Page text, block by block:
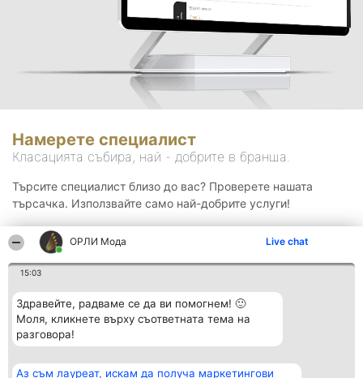
ОРЛИ Мода Live chat
15:03
Здравейте, радваме се да ви помогнем! 🙂
Моля, кликнете върху съответната тема на
разговора!
Аз съм лауреат, искам да получа маркетингови
Намерете специалист
Класацията събира, най - добрите в бранша.
Търсите специалист близо до вас? Проверете нашата
търсачка. Използвайте само най-добрите услуги!
Организатор на Класация Контакти